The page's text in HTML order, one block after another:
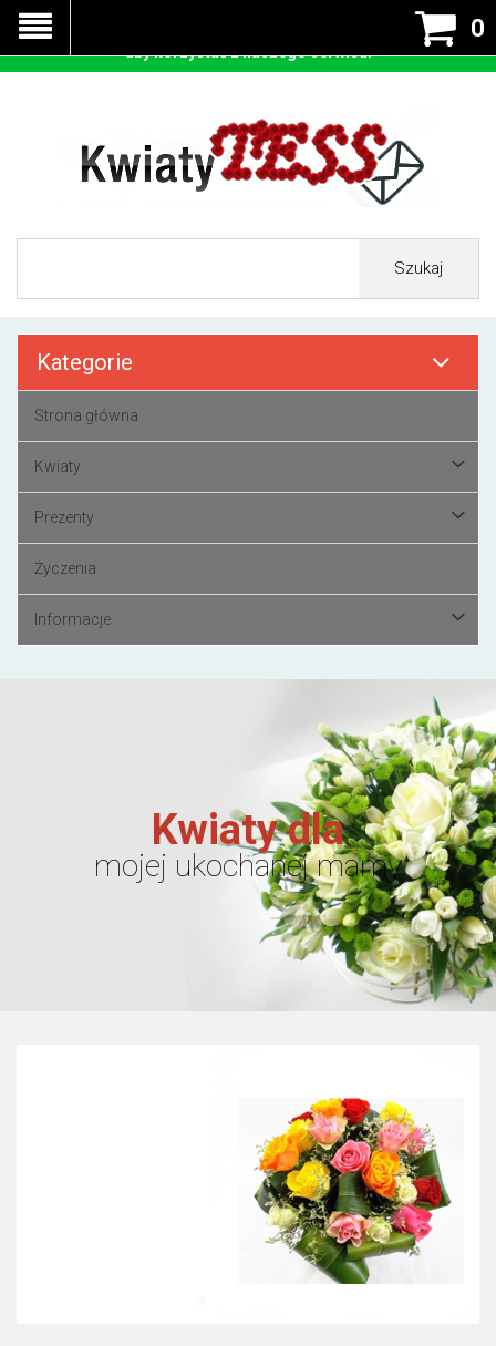
0
Szukaj
Kategorie
Strona główna
Kwiaty
Prezenty
Życzenia
Informacje
Kwiaty dla
mojej ukochanej mamy
Nasza strona korzysta z cookies - czyli tzw ciastek w celu
prawidłowego działania. Zaakceptuj przyjmowanie cookies
aby korzystać z naszego serwisu.